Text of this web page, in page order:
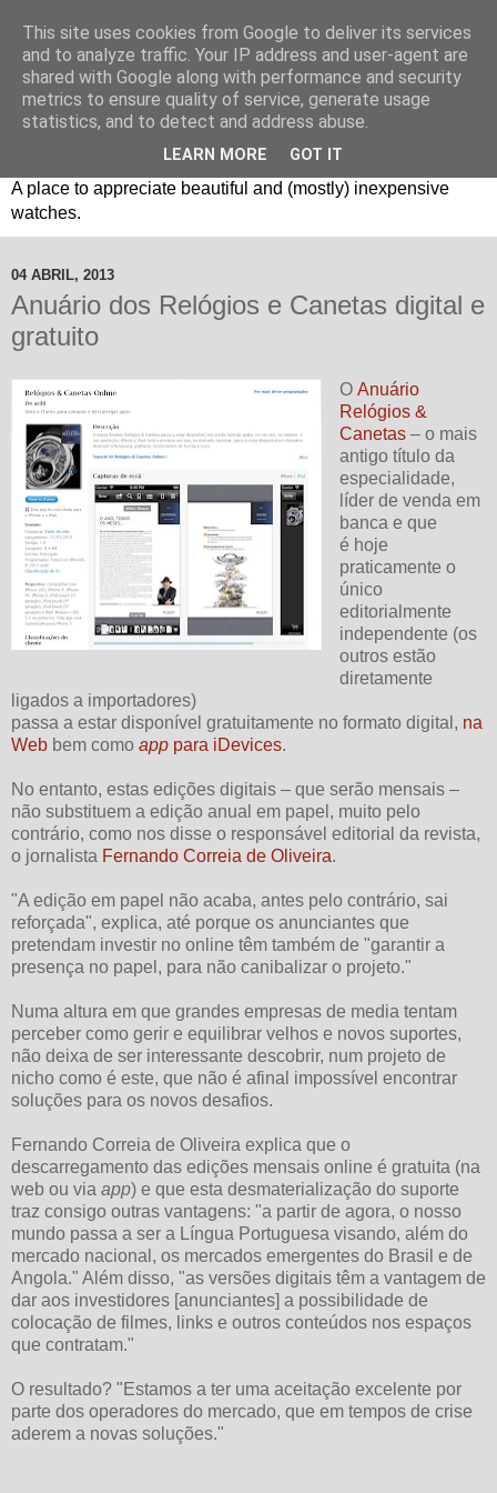
Um espaço sobre relógios "B3": Bons, Bonitos e Baratos. //
A place to appreciate beautiful and (mostly) inexpensive
watches.
04 ABRIL, 2013
Anuário dos Relógios e Canetas digital e
gratuito
O Anuário
Relógios &
Canetas– o mais
antigo título da
especialidade,
líder de venda em
banca e que
é hoje
praticamente o
único
editorialmente
independente (os
outros estão
diretamente
ligados a importadores)
passa a estar disponível gratuitamente no formato digital, na
Web bem como app para iDevices.
No entanto, estas edições digitais – que serão mensais –
não substituem a edição anual em papel, muito pelo
contrário, como nos disse o responsável editorial da revista,
o jornalista Fernando Correia de Oliveira.
"A edição em papel não acaba, antes pelo contrário, sai
reforçada", explica, até porque os anunciantes que
pretendam investir no online têm também de "garantir a
presença no papel, para não canibalizar o projeto."
Numa altura em que grandes empresas de media tentam
perceber como gerir e equilibrar velhos e novos suportes,
não deixa de ser interessante descobrir, num projeto de
nicho como é este, que não é afinal impossível encontrar
soluções para os novos desafios.
Fernando Correia de Oliveira explica que o
descarregamento das edições mensais online é gratuita (na
web ou via app) e que esta desmaterialização do suporte
traz consigo outras vantagens: "a partir de agora, o nosso
mundo passa a ser a Língua Portuguesa visando, além do
mercado nacional, os mercados emergentes do Brasil e de
Angola." Além disso, "as versões digitais têm a vantagem de
dar aos investidores [anunciantes] a possibilidade de
colocação de filmes, links e outros conteúdos nos espaços
que contratam."
O resultado? "Estamos a ter uma aceitação excelente por
parte dos operadores do mercado, que em tempos de crise
aderem a novas soluções."
This site uses cookies from Google to deliver its services
and to analyze traffic. Your IP address and user-agent are
shared with Google along with performance and security
metrics to ensure quality of service, generate usage
statistics, and to detect and address abuse.
LEARN MORE GOT IT